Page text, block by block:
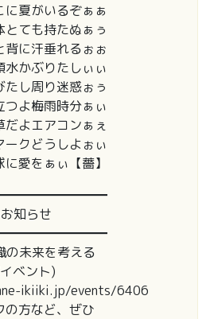
夏がいるぞぁぁ
ても持たぬぁぅ
背に汗垂れるぉぉ
かぶりたしぃぃ
し周り迷惑ぉぅ
つよ梅雨時分ぁぃ
よエアコンぁぇ
クどうしよぉぃ
愛をぁぃ【薔】
知らせ
未来を考える
ベント)
ikiiki.jp/events/6406
の方など、ぜひ